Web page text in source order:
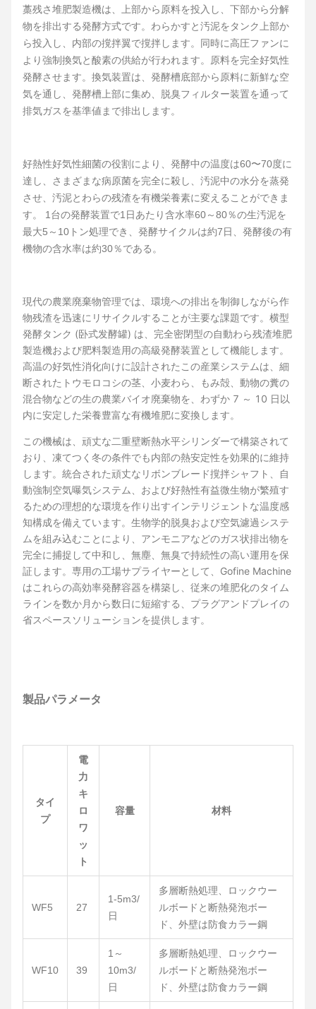
藁残さ堆肥製造機は、上部から原料を投入し、下部から分解
物を排出する発酵方式です。わらかすと汚泥をタンク上部か
ら投入し、内部の撹拌翼で撹拌します。同時に高圧ファンに
より強制換気と酸素の供給が行われます。原料を完全好気性
発酵させます。換気装置は、発酵槽底部から原料に新鮮な空
気を通し、発酵槽上部に集め、脱臭フィルター装置を通って
排気ガスを基準値まで排出します。
好熱性好気性細菌の役割により、発酵中の温度は60〜70度に
達し、さまざまな病原菌を完全に殺し、汚泥中の水分を蒸発
させ、汚泥とわらの残渣を有機栄養素に変えることができま
す。 1台の発酵装置で1日あたり含水率60～80％の生汚泥を
最大5～10トン処理でき、発酵サイクルは約7日、発酵後の有
機物の含水率は約30％である。
現代の農業廃棄物管理では、環境への排出を制御しながら作
物残渣を迅速にリサイクルすることが主要な課題です。横型
発酵タンク (卧式发酵罐) は、完全密閉型の自動わら残渣堆肥
製造機および肥料製造用の高級発酵装置として機能します。
高温の好気性消化向けに設計されたこの産業システムは、細
断されたトウモロコシの茎、小麦わら、もみ殻、動物の糞の
混合物などの生の農業バイオ廃棄物を、わずか 7 ～ 10 日以
内に安定した栄養豊富な有機堆肥に変換します。
この機械は、頑丈な二重壁断熱水平シリンダーで構築されて
おり、凍てつく冬の条件でも内部の熱安定性を効果的に維持
します。統合された頑丈なリボンブレード撹拌シャフト、自
動強制空気曝気システム、および好熱性有益微生物が繁殖す
るための理想的な環境を作り出すインテリジェントな温度感
知構成を備えています。生物学的脱臭および空気濾過システ
ムを組み込むことにより、アンモニアなどのガス状排出物を
完全に捕捉して中和し、無塵、無臭で持続性の高い運用を保
証します。専用の工場サプライヤーとして、Gofine Machine
はこれらの高効率発酵容器を構築し、従来の堆肥化のタイム
ラインを数か月から数日に短縮する、プラグアンドプレイの
省スペースソリューションを提供します。
製品パラメータ
タイ
プ
電
力
キ
ロ
ワ
ッ
ト
容量 材料
WF5 27
1-5m3/
日
多層断熱処理、ロックウー
ルボードと断熱発泡ボー
ド、外壁は防食カラー鋼
WF10 39
1～
10m3/
日
多層断熱処理、ロックウー
ルボードと断熱発泡ボー
ド、外壁は防食カラー鋼